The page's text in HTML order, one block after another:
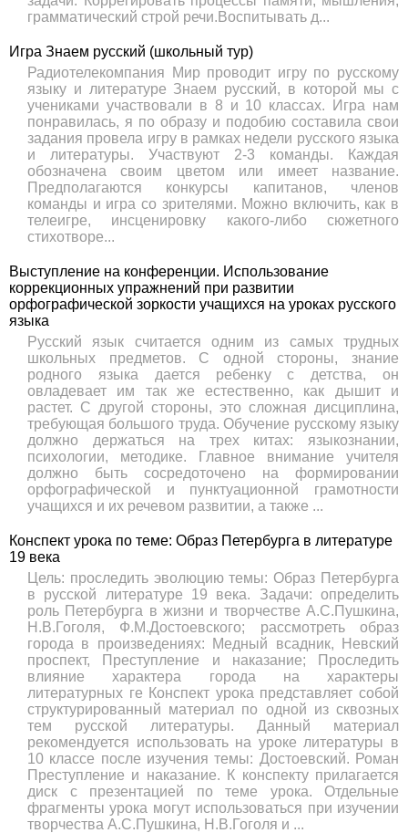
грамматический строй речи.Воспитывать д...
Игра Знаем русский (школьный тур)
Радиотелекомпания Мир проводит игру по русскому
языку и литературе Знаем русский, в которой мы с
учениками участвовали в 8 и 10 классах. Игра нам
понравилась, я по образу и подобию составила свои
задания провела игру в рамках недели русского языка
и литературы. Участвуют 2-3 команды. Каждая
обозначена своим цветом или имеет название.
Предполагаются конкурсы капитанов, членов
команды и игра со зрителями. Можно включить, как в
телеигре, инсценировку какого-либо сюжетного
стихотворе...
Выступление на конференции. Использование
коррекционных упражнений при развитии
орфографической зоркости учащихся на уроках русского
языка
Русский язык считается одним из самых трудных
школьных предметов. С одной стороны, знание
родного языка дается ребенку с детства, он
овладевает им так же естественно, как дышит и
растет. С другой стороны, это сложная дисциплина,
требующая большого труда. Обучение русскому языку
должно держаться на трех китах: языкознании,
психологии, методике. Главное внимание учителя
должно быть сосредоточено на формировании
орфографической и пунктуационной грамотности
учащихся и их речевом развитии, а также ...
Конспект урока по теме: Образ Петербурга в литературе
19 века
Цель: проследить эволюцию темы: Образ Петербурга
в русской литературе 19 века. Задачи: определить
роль Петербурга в жизни и творчестве А.С.Пушкина,
Н.В.Гоголя, Ф.М.Достоевского; рассмотреть образ
города в произведениях: Медный всадник, Невский
проспект, Преступление и наказание; Проследить
влияние характера города на характеры
литературных ге Конспект урока представляет собой
структурированный материал по одной из сквозных
тем русской литературы. Данный материал
рекомендуется использовать на уроке литературы в
10 классе после изучения темы: Достоевский. Роман
Преступление и наказание. К конспекту прилагается
диск с презентацией по теме урока. Отдельные
фрагменты урока могут использоваться при изучении
творчества А.С.Пушкина, Н.В.Гоголя и ...